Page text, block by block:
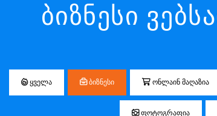
ბიზნესი
ყველა ბიზნესი ონლაინ მაღაზია
ფოტოგრაფია